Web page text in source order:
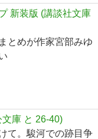
新装版 (講談社文庫
とめが作家宮部みゆ
庫 と 26-40)
て。駿河での跡目争